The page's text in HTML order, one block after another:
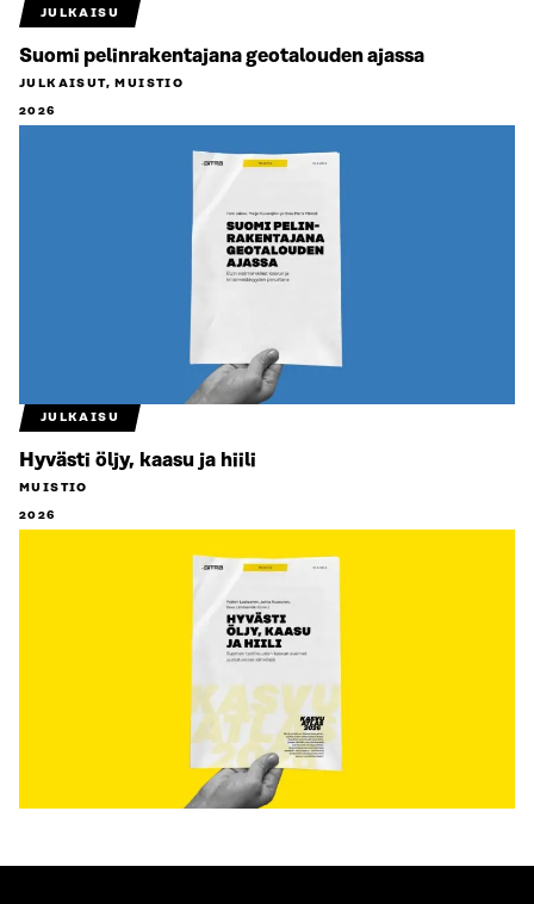
JULKAISU
Suomi pelinrakentajana geotalouden ajassa
JULKAISUT, MUISTIO
2026
JULKAISU
Hyvästi öljy, kaasu ja hiili
MUISTIO
2026